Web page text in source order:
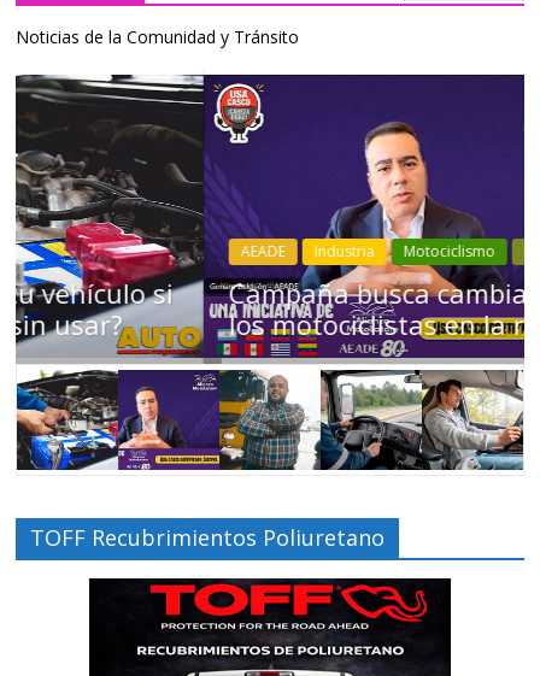
Noticias de la Comunidad y Tránsito
AEADE Industria Motociclismo Motos Movilidad
Campaña busca cambiar destino de
los motociclistas en la región
TOFF Recubrimientos Poliuretano